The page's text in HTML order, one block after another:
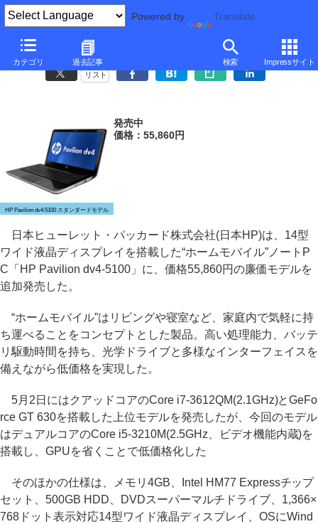
Powered by Translate
カテゴリ 過去記事 検索 Impressサイト
日本HP、“ホームモバイル”ノートにCore i5-3210Mの55,860円モデル
リスト
HP Pavilion dv4-5100 スタンダードモデル
発売中
価格：55,860円
日本ヒューレット・パッカード株式会社(日本HP)は、14型
ワイド液晶ディスプレイを搭載した“ホームモバイル”ノートP
C「HP Pavilion dv4-5100」に、価格55,860円の廉価モデルを
追加発売した。
“ホームモバイル”はリビングや寝室など、家庭内で気軽に持
ち運べることをコンセプトとした製品。高い処理能力、バッテ
リ駆動時間を持ち、光学ドライブと多様なインターフェイスを
備えながら低価格を実現した。
5月2日にはクアッドコアのCore i7-3612QM(2.1GHz)とGeFo
rce GT 630を搭載した上位モデルを発売したが、今回のモデル
はデュアルコアのCore i5-3210M(2.5GHz、ビデオ機能内蔵)を
搭載し、GPUを省くことで低価格化した
そのほかの仕様は、メモリ4GB、Intel HM77 Expressチップ
セット、500GB HDD、DVDスーパーマルチドライブ、1,366×
768ドット表示対応14型ワイド液晶ディスプレイ、OSにWind